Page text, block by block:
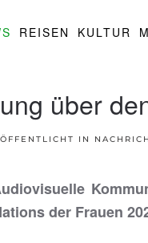
REISEN KULTUR
über
IN
der Frauen